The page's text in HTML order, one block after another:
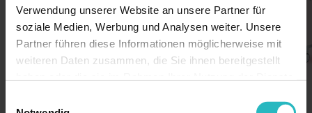
Verwendung unserer Website an unsere Partner für
soziale Medien, Werbung und Analysen weiter. Unsere
Partner führen diese Informationen möglicherweise mit
weiteren Daten zusammen, die Sie ihnen bereitgestellt
z
t
i